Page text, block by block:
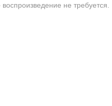
не требуется.